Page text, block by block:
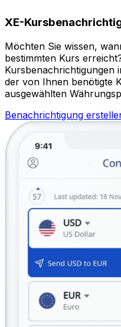
XE-
Möchten Sie wissen,
bestimmten Kurs
Kursbenachrichtigungen
der von Ihnen benötigte
ausgewählten
Benachrichtigung